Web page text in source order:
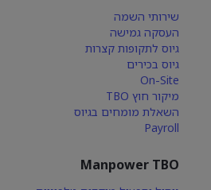
שירותי השמה
העסקה גמישה
גיוס לתקופות קצרות
גיוס בכירים
On-Site
מיקור חוץ TBO
השאלת מומחים בגיוס
Payroll
Manpower TBO